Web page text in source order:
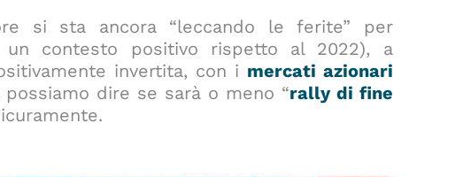
si sta ancora “leccando le ferite” per
un contesto positivo rispetto al 2022), a
invertita, con i mercati azionari
possiamo dire se sarà o meno “rally di fine